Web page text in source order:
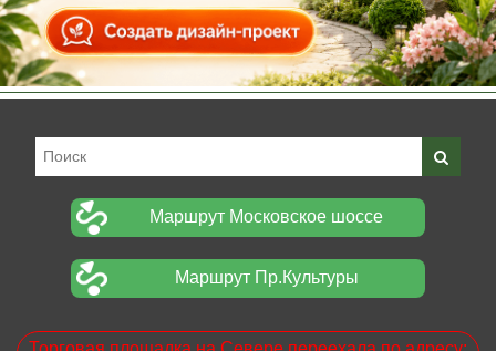
Маршрут Московское шоссе
Маршрут Пр.Культуры